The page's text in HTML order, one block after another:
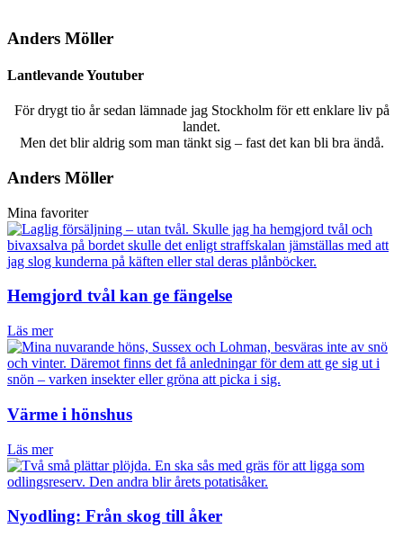
Anders Möller
Lantlevande Youtuber
För drygt tio år sedan lämnade jag Stockholm för ett enklare liv på
landet.
Men det blir aldrig som man tänkt sig – fast det kan bli bra ändå.
Anders Möller
Mina favoriter
Hemgjord tvål kan ge fängelse
Läs mer
Värme i hönshus
Läs mer
Nyodling: Från skog till åker